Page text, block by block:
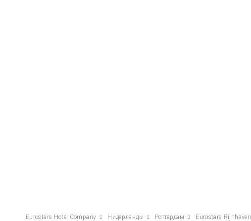
Eurostars Hotel Company Нидерланды Роттердам Eurostars Rijnhaven